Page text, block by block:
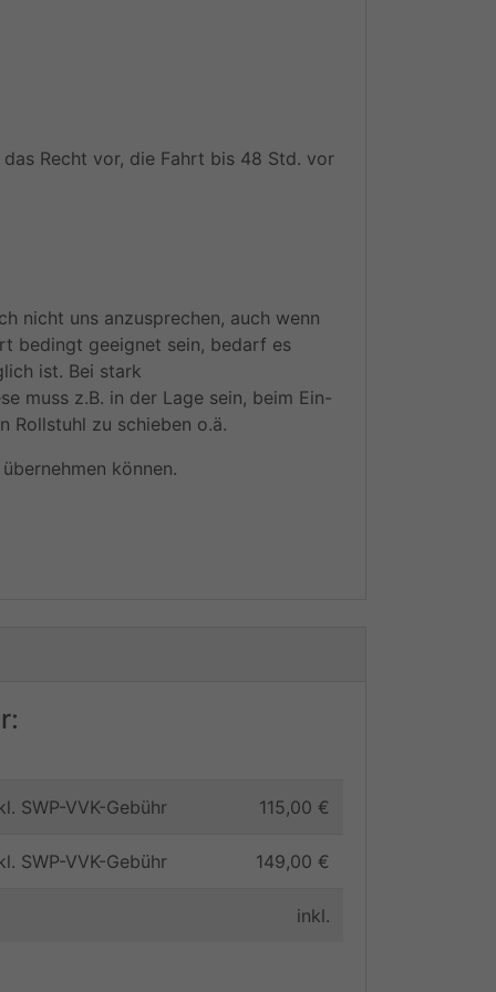
Recht vor, die Fahrt bis 48 Std. vor
nicht uns anzusprechen, auch wenn
bedingt geeignet sein, bedarf es
ist. Bei stark
muss z.B. in der Lage sein, beim Ein-
Rollstuhl zu schieben o.ä.
können.
SWP-VVK-Gebühr 115,00 €
SWP-VVK-Gebühr 149,00 €
inkl.